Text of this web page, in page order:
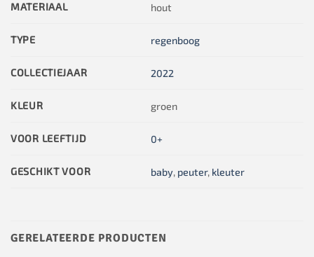
MATERIAAL hout
TYPE regenboog
COLLECTIEJAAR 2022
KLEUR groen
VOOR LEEFTIJD 0+
GESCHIKT VOOR baby, peuter, kleuter
GERELATEERDE PRODUCTEN